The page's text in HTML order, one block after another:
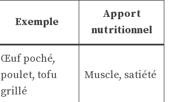
Exemple
Apport
nutritionnel
Œuf poché,
poulet, tofu
grillé
Muscle, satiété